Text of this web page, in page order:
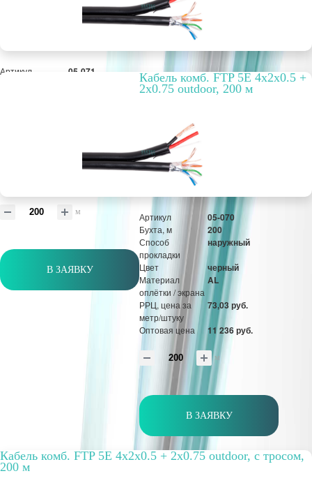
Артикул 05-071
35,57 руб.
м
В ЗАЯВКУ
Кабель комб. FTP 5E 4x2x0.5 +
2x0.75 outdoor, 200 м
Артикул 05-070
Бухта, м 200
Способ
прокладки
наружный
Цвет черный
Материал
оплётки / экрана
AL
РРЦ, цена за
метр/штуку
73,03 руб.
Оптовая цена 11 236 руб.
м
В ЗАЯВКУ
Кабель комб. FTP 5E 4x2x0.5 + 2x0.75 outdoor, с тросом,
200 м